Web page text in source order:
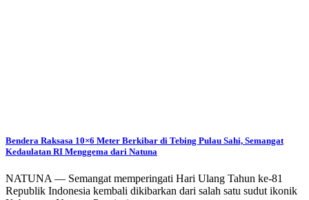
Bendera Raksasa 10×6 Meter Berkibar di Tebing Pulau Sahi, Semangat
Kedaulatan RI Menggema dari Natuna
NATUNA — Semangat memperingati Hari Ulang Tahun ke-81
Republik Indonesia kembali dikibarkan dari salah satu sudut ikonik